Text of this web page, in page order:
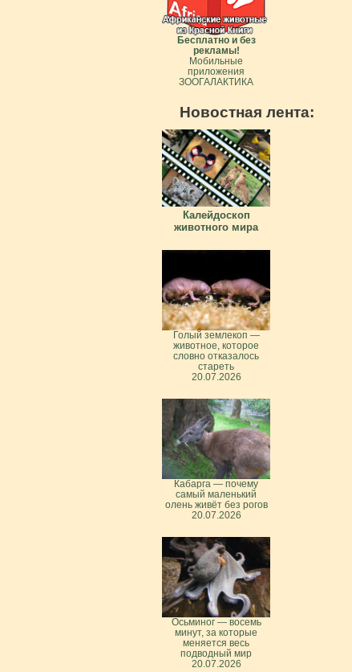
Бесплатно и без
рекламы!
Мобильные
приложения
ЗООГАЛАКТИКА
Новостная лента:
Калейдоскоп
животного мира
Голый землекоп —
животное, которое
словно отказалось
стареть
20.07.2026
Кабарга — почему
самый маленький
олень живёт без рогов
20.07.2026
Осьминог — восемь
минут, за которые
меняется весь
подводный мир
20.07.2026